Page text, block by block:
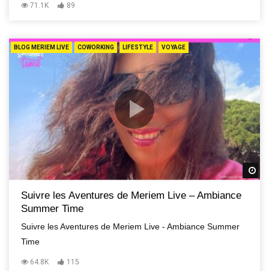
71.1K 89
BLOG MERIEM LIVE COWORKING LIFESTYLE VOYAGE
Suivre les Aventures de Meriem Live – Ambiance
Summer Time
Suivre les Aventures de Meriem Live - Ambiance Summer
Time
64.8K 115